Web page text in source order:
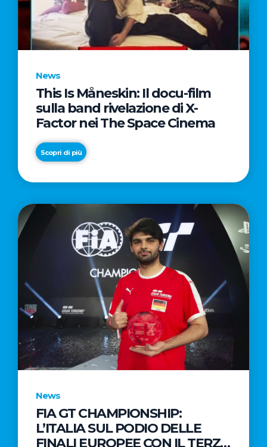
News
This Is Måneskin: Il docu-film
sulla band rivelazione di X-
Factor nei The Space Cinema
Scopri di più
News
FIA GT CHAMPIONSHIP:
L’ITALIA SUL PODIO DELLE
FINALI EUROPEE CON IL TERZO